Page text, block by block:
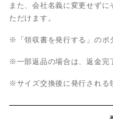
また、会社名義に変更せず
ただけます。
※「領収書を発行する」のボ
※一部返品の場合は、返金完
※サイズ交換後に発行される